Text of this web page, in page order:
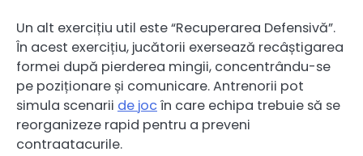
Un alt exercițiu util este “Recuperarea Defensivă”.
În acest exercițiu, jucătorii exersează recâștigarea
formei după pierderea mingii, concentrându-se
pe poziționare și comunicare. Antrenorii pot
simula scenarii de jocîn care echipa trebuie să se
reorganizeze rapid pentru a preveni
contraatacurile.